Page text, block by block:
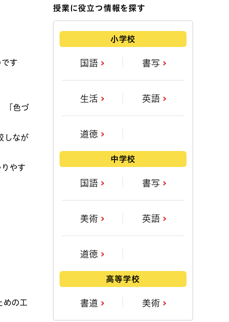
す
「色づ
しなが
やす
めの工
授業に役立つ情報を探す
小学校
国語 書写
生活 英語
道徳
中学校
国語 書写
美術 英語
道徳
高等学校
書道 美術